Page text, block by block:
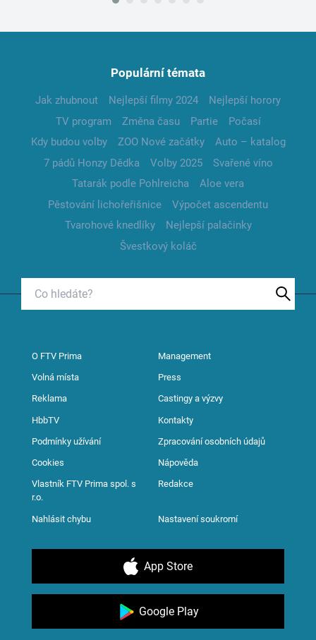
Populární témata
Jak zhubnout Nejlepší filmy 2024
Nejlepší horory
TV program
Změna času Partie
Počasí
Kdy budou volby
ZOO Nové začátky
Auto – katalog
7 pádů Honzy Dědka
Volby 2025
Svařené víno
Tatarák podle Pohlreicha
Aloe vera
Pěstování lichořeřišnice
Výpočet ascendentu
Tvarohové knedlíky
Nejlepší palačinky
Švestkový koláč
O FTV Prima Management
Volná místa Press
Reklama Castingy a výzvy
HbbTV Kontakty
Podmínky užívání Zpracování osobních údajů
Cookies Nápověda
Vlastník FTV Prima spol. s
r.o.
Redakce
Nahlásit chybu Nastavení soukromí
App Store
Google Play